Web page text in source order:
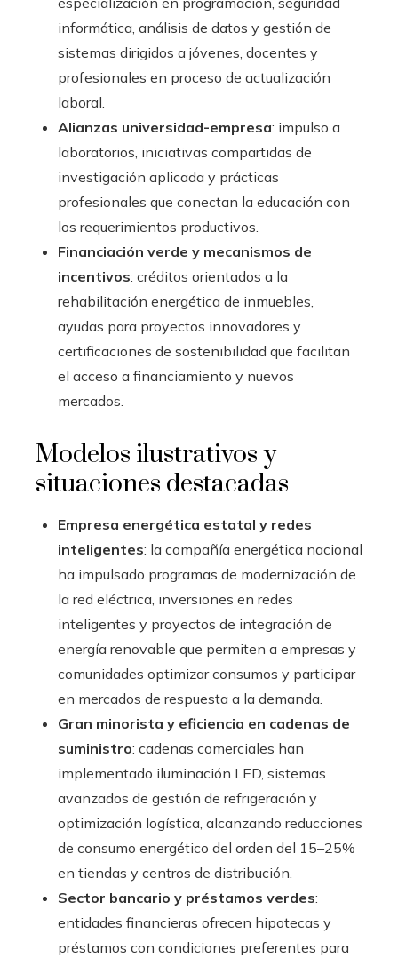
informática, análisis de datos y gestión de
sistemas dirigidos a jóvenes, docentes y
profesionales en proceso de actualización
laboral.
Alianzas universidad-empresa: impulso a
laboratorios, iniciativas compartidas de
investigación aplicada y prácticas
profesionales que conectan la educación con
los requerimientos productivos.
Financiación verde y mecanismos de
incentivos: créditos orientados a la
rehabilitación energética de inmuebles,
ayudas para proyectos innovadores y
certificaciones de sostenibilidad que facilitan
el acceso a financiamiento y nuevos
mercados.
Modelos ilustrativos y
situaciones destacadas
Empresa energética estatal y redes
inteligentes: la compañía energética nacional
ha impulsado programas de modernización de
la red eléctrica, inversiones en redes
inteligentes y proyectos de integración de
energía renovable que permiten a empresas y
comunidades optimizar consumos y participar
en mercados de respuesta a la demanda.
Gran minorista y eficiencia en cadenas de
suministro: cadenas comerciales han
implementado iluminación LED, sistemas
avanzados de gestión de refrigeración y
optimización logística, alcanzando reducciones
de consumo energético del orden del 15–25%
en tiendas y centros de distribución.
Sector bancario y préstamos verdes:
entidades financieras ofrecen hipotecas y
préstamos con condiciones preferentes para